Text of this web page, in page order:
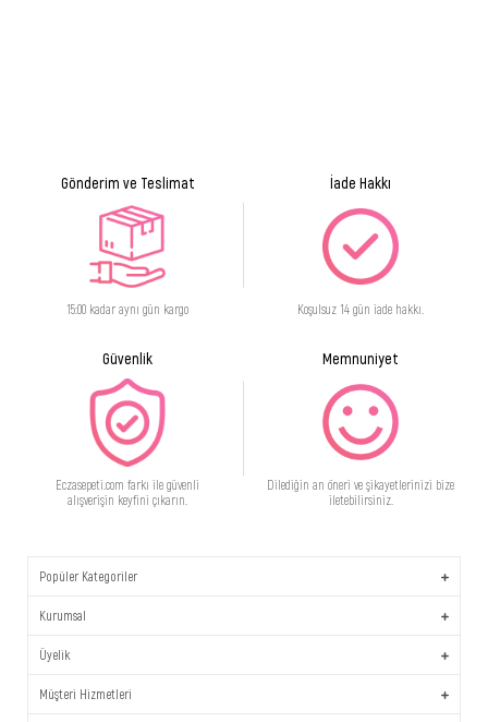
Gönderim ve Teslimat
15:00 kadar aynı gün kargo
İade Hakkı
Koşulsuz 14 gün iade hakkı.
Güvenlik
Eczasepeti.com farkı ile güvenli
alışverişin keyfini çıkarın.
Memnuniyet
Dilediğin an öneri ve şikayetlerinizi bize
iletebilirsiniz.
Popüler Kategoriler
Kurumsal
Üyelik
Müşteri Hizmetleri